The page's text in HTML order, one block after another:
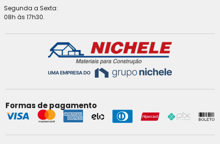
Segunda a Sexta:
08h às 17h30.
Formas de pagamento